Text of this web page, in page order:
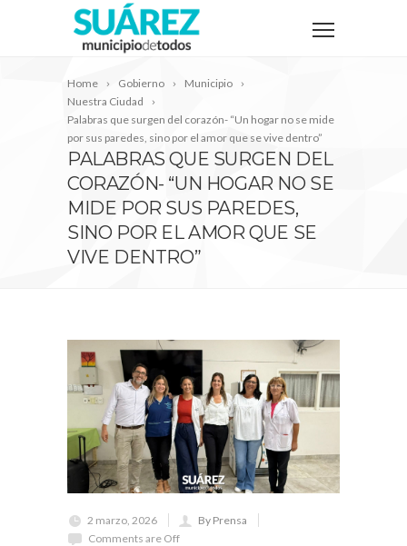
Home Gobierno
Municipio
Nuestra Ciudad
Palabras que surgen del corazón- “Un hogar no se mide
por sus paredes, sino por el amor que se vive dentro”
PALABRAS QUE SURGEN DEL
CORAZÓN- “UN HOGAR NO SE
MIDE POR SUS PAREDES,
SINO POR EL AMOR QUE SE
VIVE DENTRO”
2 marzo, 2026
By Prensa
Comments are Off